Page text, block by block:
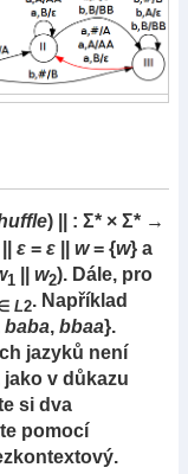
) || : Σ* × Σ* →
ε = ε w= {w} a
1 w2). Dále, pro
L2. Například
baba, bbaa}.
jazyků není
v důkazu
si dva
pomocí